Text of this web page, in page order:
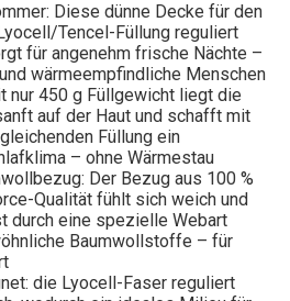
Diese dünne Decke für den
Tencel-Füllung reguliert
für angenehm frische Nächte –
wärmeempfindliche Menschen
nur 450 g Füllgewicht liegt die
auf der Haut und schafft mit
Füllung ein
– ohne Wärmestau
Der Bezug aus 100 %
Qualität fühlt sich weich und
durch eine spezielle Webart
Baumwollstoffe – für
die Lyocell-Faser reguliert